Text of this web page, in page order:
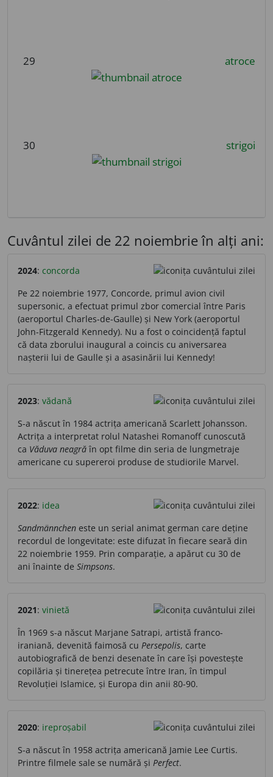
29 atroce
30 strigoi
Cuvântul zilei de 22 noiembrie în alți ani:
2024: concorda
Pe 22 noiembrie 1977, Concorde, primul avion civil
supersonic, a efectuat primul zbor comercial între Paris
(aeroportul Charles-de-Gaulle) și New York (aeroportul
John-Fitzgerald Kennedy). Nu a fost o coincidență faptul
că data zborului inaugural a coincis cu aniversarea
nașterii lui de Gaulle și a asasinării lui Kennedy!
2023: vădană
S-a născut în 1984 actrița americană Scarlett Johansson.
Actrița a interpretat rolul Natashei Romanoff cunoscută
ca Văduva neagrăîn opt filme din seria de lungmetraje
americane cu supereroi produse de studiorile Marvel.
2022: idea
Sandmännchen este un serial animat german care deține
recordul de longevitate: este difuzat în fiecare seară din
22 noiembrie 1959. Prin comparație, a apărut cu 30 de
ani înainte de Simpsons.
2021: vinietă
În 1969 s-a născut Marjane Satrapi, artistă franco-
iraniană, devenită faimosă cu Persepolis, carte
autobiografică de benzi desenate în care își povestește
copilăria și tinerețea petrecute între Iran, în timpul
Revoluției Islamice, și Europa din anii 80-90.
2020: ireproșabil
S-a născut în 1958 actrița americană Jamie Lee Curtis.
Printre filmele sale se numără și Perfect.